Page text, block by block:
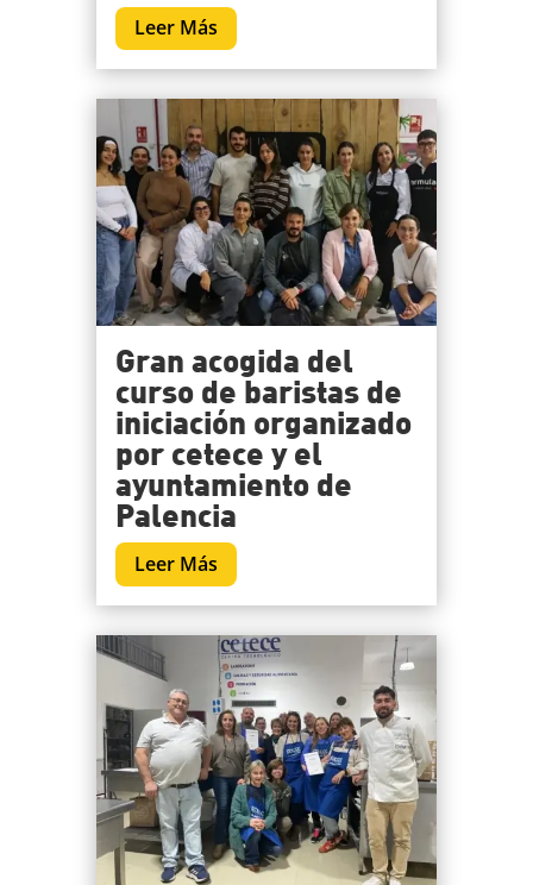
Leer Más
Gran acogida del
curso de baristas de
iniciación organizado
por cetece y el
ayuntamiento de
Palencia
Leer Más